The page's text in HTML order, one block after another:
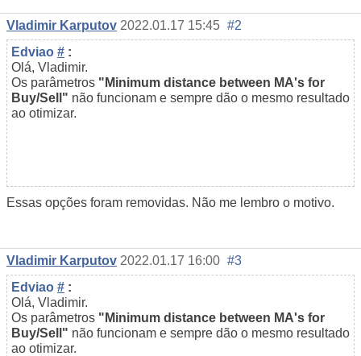
Vladimir Karputov 2022.01.17 15:45 #2
Edviao # :
Olá, Vladimir.
Os parâmetros "Minimum distance between MA's for
Buy/Sell" não funcionam e sempre dão o mesmo resultado
ao otimizar.
Essas opções foram removidas. Não me lembro o motivo.
Vladimir Karputov 2022.01.17 16:00 #3
Edviao # :
Olá, Vladimir.
Os parâmetros "Minimum distance between MA's for
Buy/Sell" não funcionam e sempre dão o mesmo resultado
ao otimizar.